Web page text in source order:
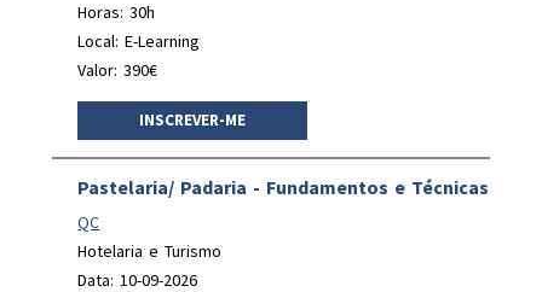
Horas: 30h
Local: E-Learning
Valor: 390€
INSCREVER-ME
Pastelaria/ Padaria - Fundamentos e Técnicas
QC
Hotelaria e Turismo
Data: 10-09-2026